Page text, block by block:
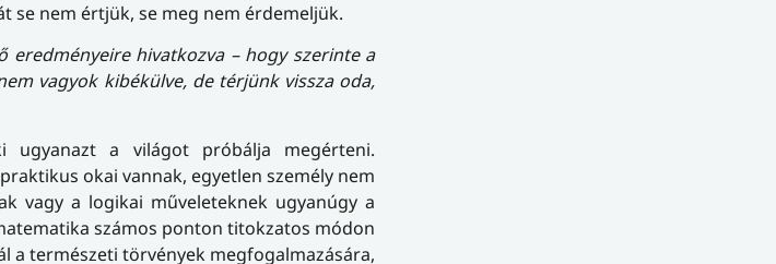
se nem értjük, se meg nem érdemeljük.
hivatkozva – hogy szerinte a
vagyok kibékülve, de térjünk vissza oda,
ugyanazt a világot próbálja megérteni.
okai vannak, egyetlen személy nem
vagy a logikai műveleteknek ugyanúgy a
számos ponton titokzatos módon
a természeti törvények megfogalmazására,